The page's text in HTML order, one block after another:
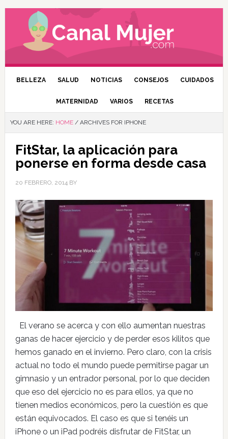
BELLEZA SALUD NOTICIAS CONSEJOS CUIDADOS
MATERNIDAD VARIOS RECETAS
YOU ARE HERE: HOME /ARCHIVES FOR IPHONE
FitStar, la aplicación para
ponerse en forma desde casa
20 FEBRERO, 2014BY
El verano se acerca y con ello aumentan nuestras
ganas de hacer ejercicio y de perder esos kilitos que
hemos ganado en el invierno. Pero claro, con la crisis
actual no todo el mundo puede permitirse pagar un
gimnasio y un entrador personal, por lo que deciden
que eso del ejercicio no es para ellos, ya que no
tienen medios económicos, pero la cuestión es que
están equivocados. El caso es que si tenéis un
iPhone o un iPad podréis disfrutar de FitStar, un